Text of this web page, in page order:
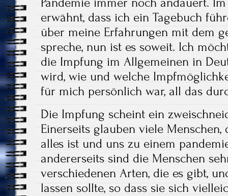
erwähnt, dass ich ein Tagebuch
über meine Erfahrungen mit dem
spreche, nun ist es soweit. Ich
die Impfung im Allgemeinen in
wird, wie und welche
für mich persönlich war, all das
Die Impfung scheint ein
Einerseits glauben viele
alles ist und uns zu einem
andererseits sind die Menschen
verschiedenen Arten, die es gibt,
lassen sollte, so dass sie sich